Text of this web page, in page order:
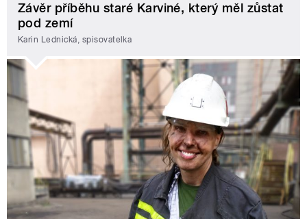
Závěr příběhu staré Karviné, který měl zůstat
pod zemí
Karin Lednická, spisovatelka